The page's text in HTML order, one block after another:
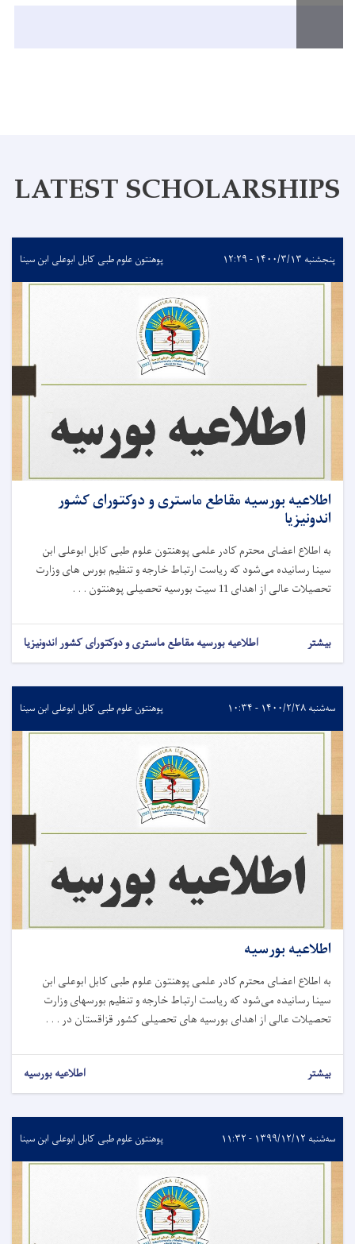
LATEST SCHOLARSHIPS
پنجشنبه ۱۴۰۰/۳/۱۳ - ۱۲:۲۹ پوهنتون علوم طبی کابل ابوعلی ابن سینا
اطلاعیه بورسیه مقاطع ماستری و دوکتورای کشور
اندونیزیا
به اطلاع اعضای محترم کادر علمی پوهنتون علوم طبی کابل ابوعلی ابن
سینا رسانیده می‌شود که ریاست ارتباط خارجه و تنظیم بورس های وزارت
تحصیلات عالی از اهدای 11 سیت بورسیه تحصیلی پوهنتون . . .
بیشتر اطلاعیه بورسیه مقاطع ماستری و دوکتورای کشور اندونیزیا
سه‌شنبه ۱۴۰۰/۲/۲۸ - ۱۰:۳۴ پوهنتون علوم طبی کابل ابوعلی ابن سینا
اطلاعیه بورسیه
به اطلاع اعضای محترم کادر علمی پوهنتون علوم طبی کابل ابوعلی ابن
سینا رسانیده می‌شود که ریاست ارتباط خارجه و تنظیم بورسهای وزارت
تحصیلات عالی از اهدای بورسیه های تحصیلی کشور قزاقستان در . . .
بیشتر اطلاعیه بورسیه
سه‌شنبه ۱۳۹۹/۱۲/۱۲ - ۱۱:۳۲ پوهنتون علوم طبی کابل ابوعلی ابن سینا